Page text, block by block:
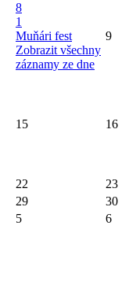
8
1
Muňári fest
Zobrazit všechny
záznamy ze dne
9
15 16
22
23
29
30
5 6